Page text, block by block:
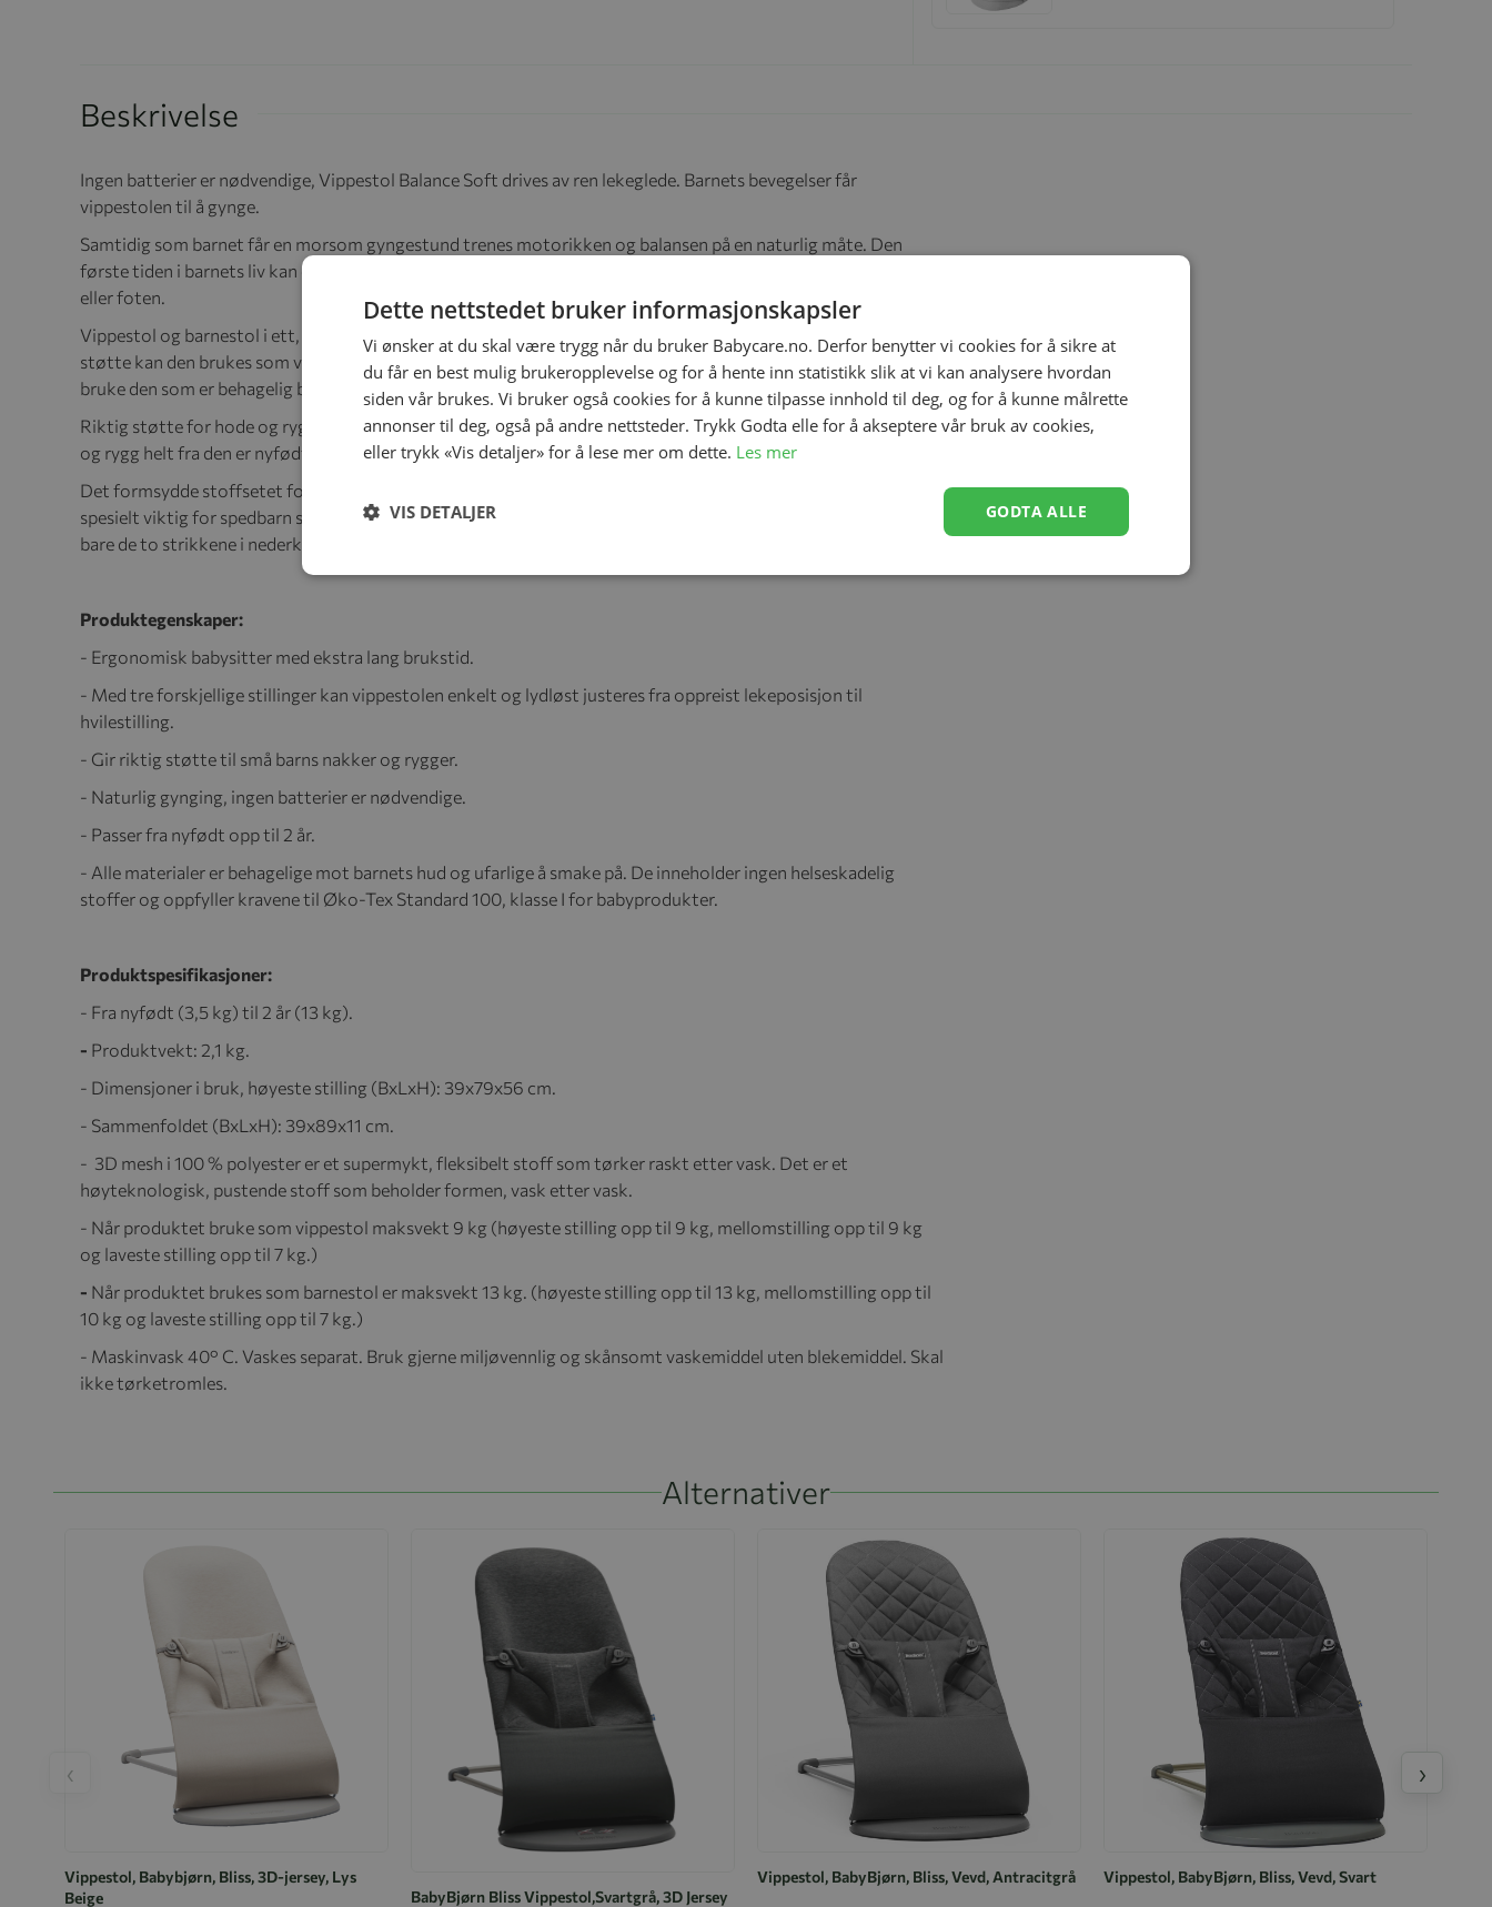
Beskrivelse
Ingen batterier er nødvendige, Vippestol Balance Soft drives av ren lekeglede. Barnets bevegelser får
vippestolen til å gynge.
Samtidig som barnet får en morsom gyngestund trenes motorikken og balansen på en naturlig måte. Den
første tiden i barnets liv kan du vugge henne eller han til ro ved å gynge forsiktig på vippestolen med hånden
eller foten.
Vippestol og barnestol i ett, kan brures opp til toårsalderen. Fra nyfødt og til barnet kan sitte oppreist uten
støtte kan den brukes som vippestol. Når barnet har lært seg å gå og sitte selv kan du vende på stoffsetet og
bruke den som er behagelig barnestol.
Riktig støtte for hode og rygg, vippestolen er ergonomisk utformet og gir barnet ditt riktig støtte for hode
og rygg helt fra den er nyfødt.
Det formsydde stoffsetet former seg etter barnets kropp og fordeler vekten jevnt, dette gir god støtte og er
spesielt viktig for spedbarn som ennå ikke har fullt utviklet muskulatur. Stoffet er svært enkelt å ta av, fjern
bare de to strikkene i nederkant og dra trekket av stativet.
Produktegenskaper:
- Ergonomisk babysitter med ekstra lang brukstid.
- Med tre forskjellige stillinger kan vippestolen enkelt og lydløst justeres fra oppreist lekeposisjon til
hvilestilling.
- Gir riktig støtte til små barns nakker og rygger.
- Naturlig gynging, ingen batterier er nødvendige.
- Passer fra nyfødt opp til 2 år.
- Alle materialer er behagelige mot barnets hud og ufarlige å smake på. De inneholder ingen helseskadelig
stoffer og oppfyller kravene til Øko-Tex Standard 100, klasse I for babyprodukter.
Produktspesifikasjoner:
- Fra nyfødt (3,5 kg) til 2 år (13 kg).
- Produktvekt: 2,1 kg.
- Dimensjoner i bruk, høyeste stilling (BxLxH): 39x79x56 cm.
- Sammenfoldet (BxLxH): 39x89x11 cm.
- 3D mesh i 100 % polyester er et supermykt, fleksibelt stoff som tørker raskt etter vask. Det er et
høyteknologisk, pustende stoff som beholder formen, vask etter vask.
- Når produktet bruke som vippestol maksvekt 9 kg (høyeste stilling opp til 9 kg, mellomstilling opp til 9 kg
og laveste stilling opp til 7 kg.)
- Når produktet brukes som barnestol er maksvekt 13 kg. (høyeste stilling opp til 13 kg, mellomstilling opp til
10 kg og laveste stilling opp til 7 kg.)
- Maskinvask 40° C. Vaskes separat. Bruk gjerne miljøvennlig og skånsomt vaskemiddel uten blekemiddel. Skal
ikke tørketromles.
Alternativer
Vippestol, Babybjørn, Bliss, 3D-jersey, Lys
Beige
BabyBjørn Bliss Vippestol,Svartgrå, 3D Jersey
Vippestol, BabyBjørn, Bliss, Vevd, Antracitgrå Vippestol, BabyBjørn, Bliss, Vevd, Svart
‹ ›
Dette nettstedet bruker informasjonskapsler
Vi ønsker at du skal være trygg når du bruker Babycare.no. Derfor benytter vi cookies for å sikre at
du får en best mulig brukeropplevelse og for å hente inn statistikk slik at vi kan analysere hvordan
siden vår brukes. Vi bruker også cookies for å kunne tilpasse innhold til deg, og for å kunne målrette
annonser til deg, også på andre nettsteder. Trykk Godta elle for å akseptere vår bruk av cookies,
eller trykk «Vis detaljer» for å lese mer om dette. Les mer
GODTA ALLE
VIS DETALJER